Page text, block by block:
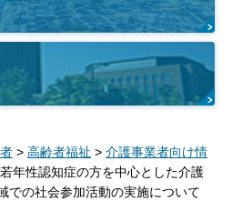
> 高齢者福祉 > 介護事業者向け情
年性認知症の方を中心とした介護
での社会参加活動の実施について